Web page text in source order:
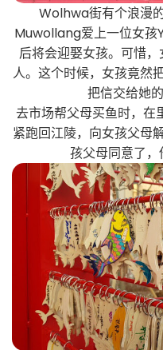
Wolhwa街有个浪漫
Muwollang爱上一位女孩
后将会迎娶女孩。可惜
人。这个时候，女孩竟然
把信交给她
去市场帮父母买鱼时，
紧跑回江陵，向女孩父母
孩父母同意了，